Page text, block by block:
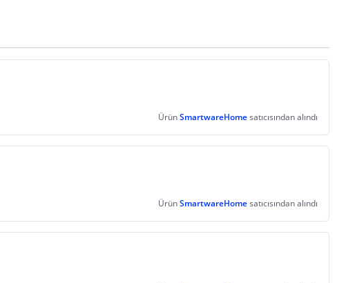
ÜrünSmartwareHomesatıcısından alındı
ÜrünSmartwareHomesatıcısından alındı